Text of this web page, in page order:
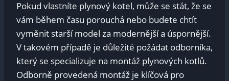
Pokud vlastníte plynový kotel, může se stát, že se
vám během času porouchá nebo budete chtít
vyměnit starší model za modernější a úspornější.
V takovém případě je důležité požádat odborníka,
který se specializuje na montáž plynových kotlů.
Odborně provedená montáž je klíčová pro